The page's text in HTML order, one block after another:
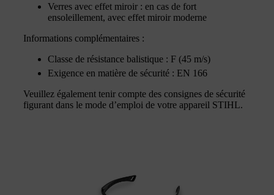
Verres avec effet miroir : en cas de fort
ensoleillement, avec effet miroir moderne
Informations complémentaires :
Classe de résistance balistique : F (45 m/s)
Exigence en matière de sécurité : EN 166
Veuillez également tenir compte des consignes de sécurité
figurant dans le mode d’emploi de votre appareil STIHL.